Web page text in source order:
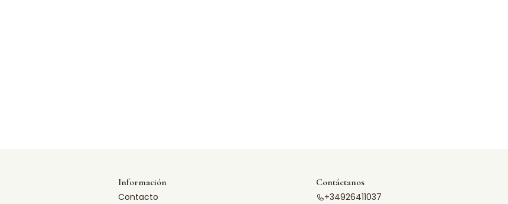
Información
Contacto
Contáctanos
+34926411037